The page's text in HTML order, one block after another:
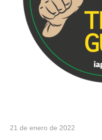
21 de enero de 2022